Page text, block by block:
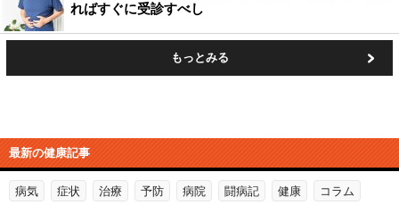
ればすぐに受診すべし
もっとみる
最新の健康記事
病気 症状 治療 予防 病院 闘病記 健康 コラム